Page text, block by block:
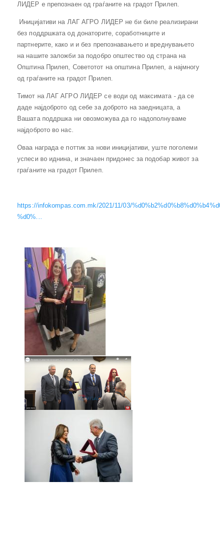
ЛИДЕР е препознаен од граѓаните на градот Прилеп.
Иницијативи на ЛАГ АГРО ЛИДЕР не би биле реализирани
без поддршката од донаторите, соработниците и
партнерите, како и и без препознавањето и вреднувањето
на нашите заложби за подобро општество од страна на
Општина Прилеп, Советотот на општина Прилеп, а најмногу
од граѓаните на градот Прилеп.
Тимот на ЛАГ АГРО ЛИДЕР се води од максимата - да се
даде најдоброто од себе за доброто на заедницата, а
Вашата поддршка ни овозможува да го надополнуваме
најдоброто во нас.
Оваа награда е поттик за нови иницијативи, уште поголеми
успеси во иднина, и значаен придонес за подобар живот за
граѓаните на градот Прилеп.
https://infokompas.com.mk/2021/11/03/
%d0%...